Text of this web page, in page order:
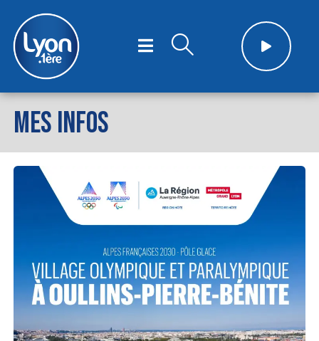
MES INFOS